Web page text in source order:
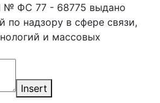
№ ФС 77 - 68775 выдано
по надзору в сфере связи,
и массовых
Insert